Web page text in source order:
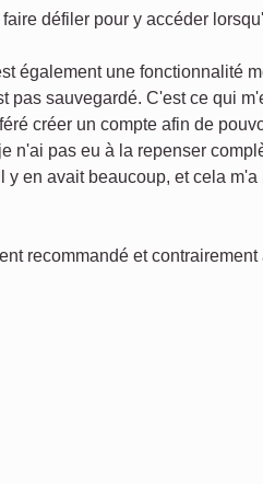
défiler pour y accéder
également une fonctionnalité
sauvegardé. C'est ce qui
créer un compte afin de
n'ai pas eu à la repenser
en avait beaucoup, et cela
recommandé et